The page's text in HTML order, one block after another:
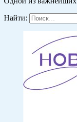
Найти: